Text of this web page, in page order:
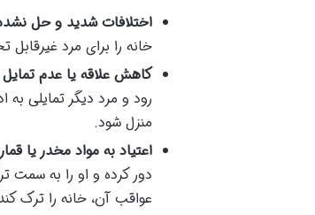
اختلافات شدید و حل
خانه را برای مرد
کاهش علاقه یا عدم
رود و مرد دیگر تمایلی
منزل شود.
اعتیاد به مواد مخدر یا
دور کرده و او را به سمت
عواقب آن، خانه را ترک